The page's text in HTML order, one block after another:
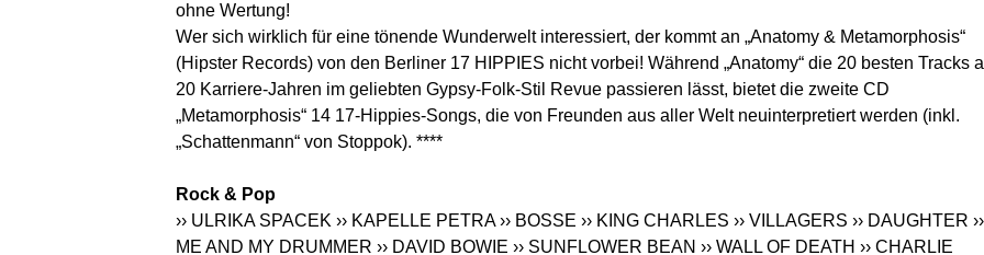
ohne Wertung!
Wer sich wirklich für eine tönende Wunderwelt interessiert, der kommt an „Anatomy & Metamorphosis“
(Hipster Records) von den Berliner 17 HIPPIES nicht vorbei! Während „Anatomy“ die 20 besten Tracks
20 Karriere-Jahren im geliebten Gypsy-Folk-Stil Revue passieren lässt, bietet die zweite CD
„Metamorphosis“ 14 17-Hippies-Songs, die von Freunden aus aller Welt neuinterpretiert werden (inkl.
„Schattenmann“ von Stoppok). ****
Rock & Pop
›› ULRIKA SPACEK ›› KAPELLE PETRA ›› BOSSE ›› KING CHARLES ›› VILLAGERS ›› DAUGHTER ››
ME AND MY DRUMMER ›› DAVID BOWIE ›› SUNFLOWER BEAN ›› WALL OF DEATH ›› CHARLIE